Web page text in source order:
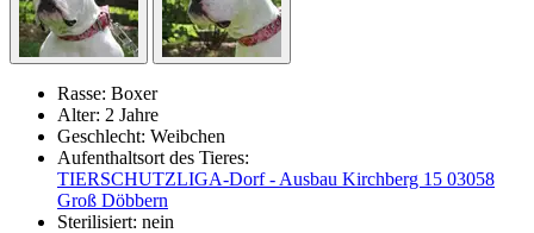
Rasse: Boxer
Alter: 2 Jahre
Geschlecht: Weibchen
Aufenthaltsort des Tieres:
TIERSCHUTZLIGA-Dorf - Ausbau Kirchberg 15 03058
Groß Döbbern
Sterilisiert: nein